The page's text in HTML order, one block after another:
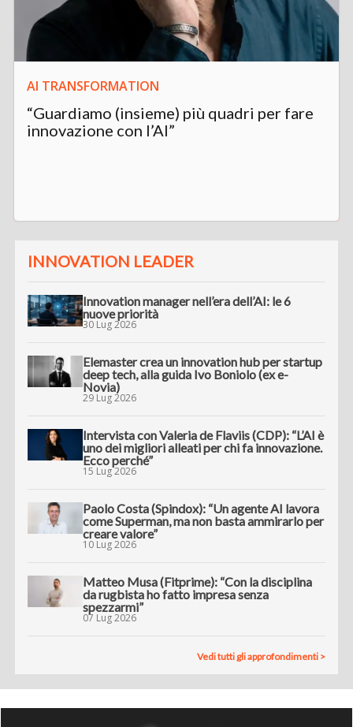
AI TRANSFORMATION
“Guardiamo (insieme) più quadri per fare
innovazione con l’AI”
INNOVATION LEADER
Innovation manager nell’era dell’AI: le 6
nuove priorità
30 Lug 2026
Elemaster crea un innovation hub per startup
deep tech, alla guida Ivo Boniolo (ex e-
Novia)
29 Lug 2026
Intervista con Valeria de Flaviis (CDP): “L’AI è
uno dei migliori alleati per chi fa innovazione.
Ecco perché”
15 Lug 2026
Paolo Costa (Spindox): “Un agente AI lavora
come Superman, ma non basta ammirarlo per
creare valore”
10 Lug 2026
Matteo Musa (Fitprime): “Con la disciplina
da rugbista ho fatto impresa senza
spezzarmi”
07 Lug 2026
Vedi tutti gli approfondimenti >